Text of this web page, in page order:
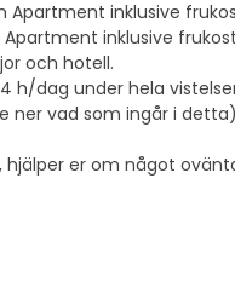
inklusive
inklusive
och hotell.
h/dag under hela
ner vad som ingår i
er om något